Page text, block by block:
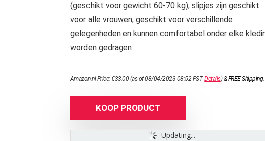
(geschikt voor gewicht 60-70 kg); slipjes zijn geschikt
voor alle vrouwen, geschikt voor verschillende
gelegenheden en kunnen comfortabel onder elke
worden gedragen
Amazon.nl Price:€33.00(as of 08/04/2023 08:52 PST-Details)&FREE Shipping.
KOOP PRODUCT
Updating...